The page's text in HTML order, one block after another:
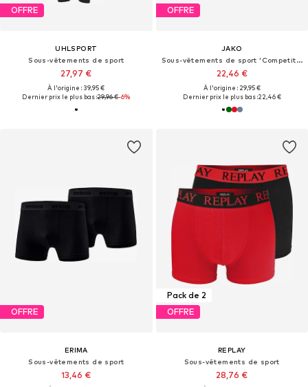
OFFRE
UHLSPORT
Sous-vêtements de sport
27,97 €
À l'origine : 39,95 €
Dernier prix le plus bas :29,96 €-6%
OFFRE
JAKO
Sous-vêtements de sport 'Competition 2.0'
22,46 €
À l'origine : 29,95 €
Dernier prix le plus bas :22,46 €
OFFRE
ERIMA
Sous-vêtements de sport
13,46 €
Pack de 2
OFFRE
REPLAY
Sous-vêtements de sport
28,76 €